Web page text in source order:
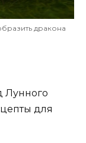
дракона
Лунного
для